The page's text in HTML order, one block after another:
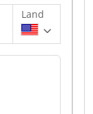
Land